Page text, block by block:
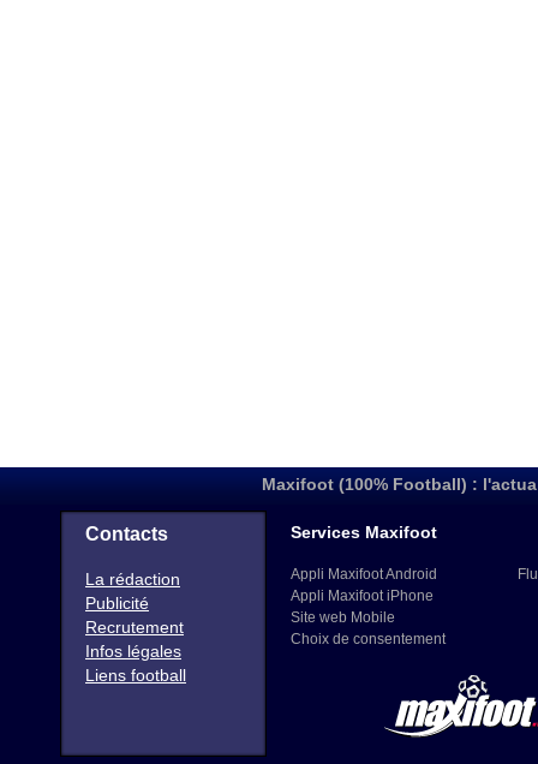
Maxifoot (100% Football) :
Contacts
La rédaction
Publicité
Recrutement
Infos légales
Liens football
Services Maxifoot
Appli Maxifoot Android
Appli Maxifoot iPhone
Site web Mobile
Choix de consentement